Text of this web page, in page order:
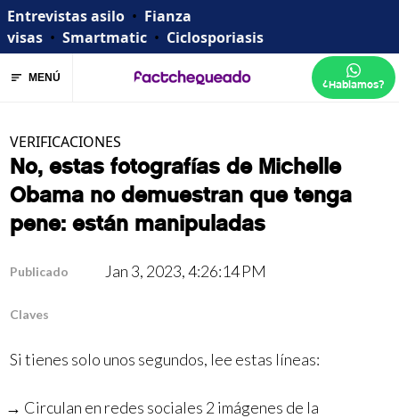
Entrevistas asilo • Fianza
visas • Smartmatic • Ciclosporiasis
MENÚ ¿Hablamos?
VERIFICACIONES
No, estas fotografías de Michelle
Obama no demuestran que tenga
pene: están manipuladas
Publicado Jan 3, 2023, 4:26:14 PM
Claves
Si tienes solo unos segundos, lee estas líneas:
Circulan en redes sociales 2 imágenes de la